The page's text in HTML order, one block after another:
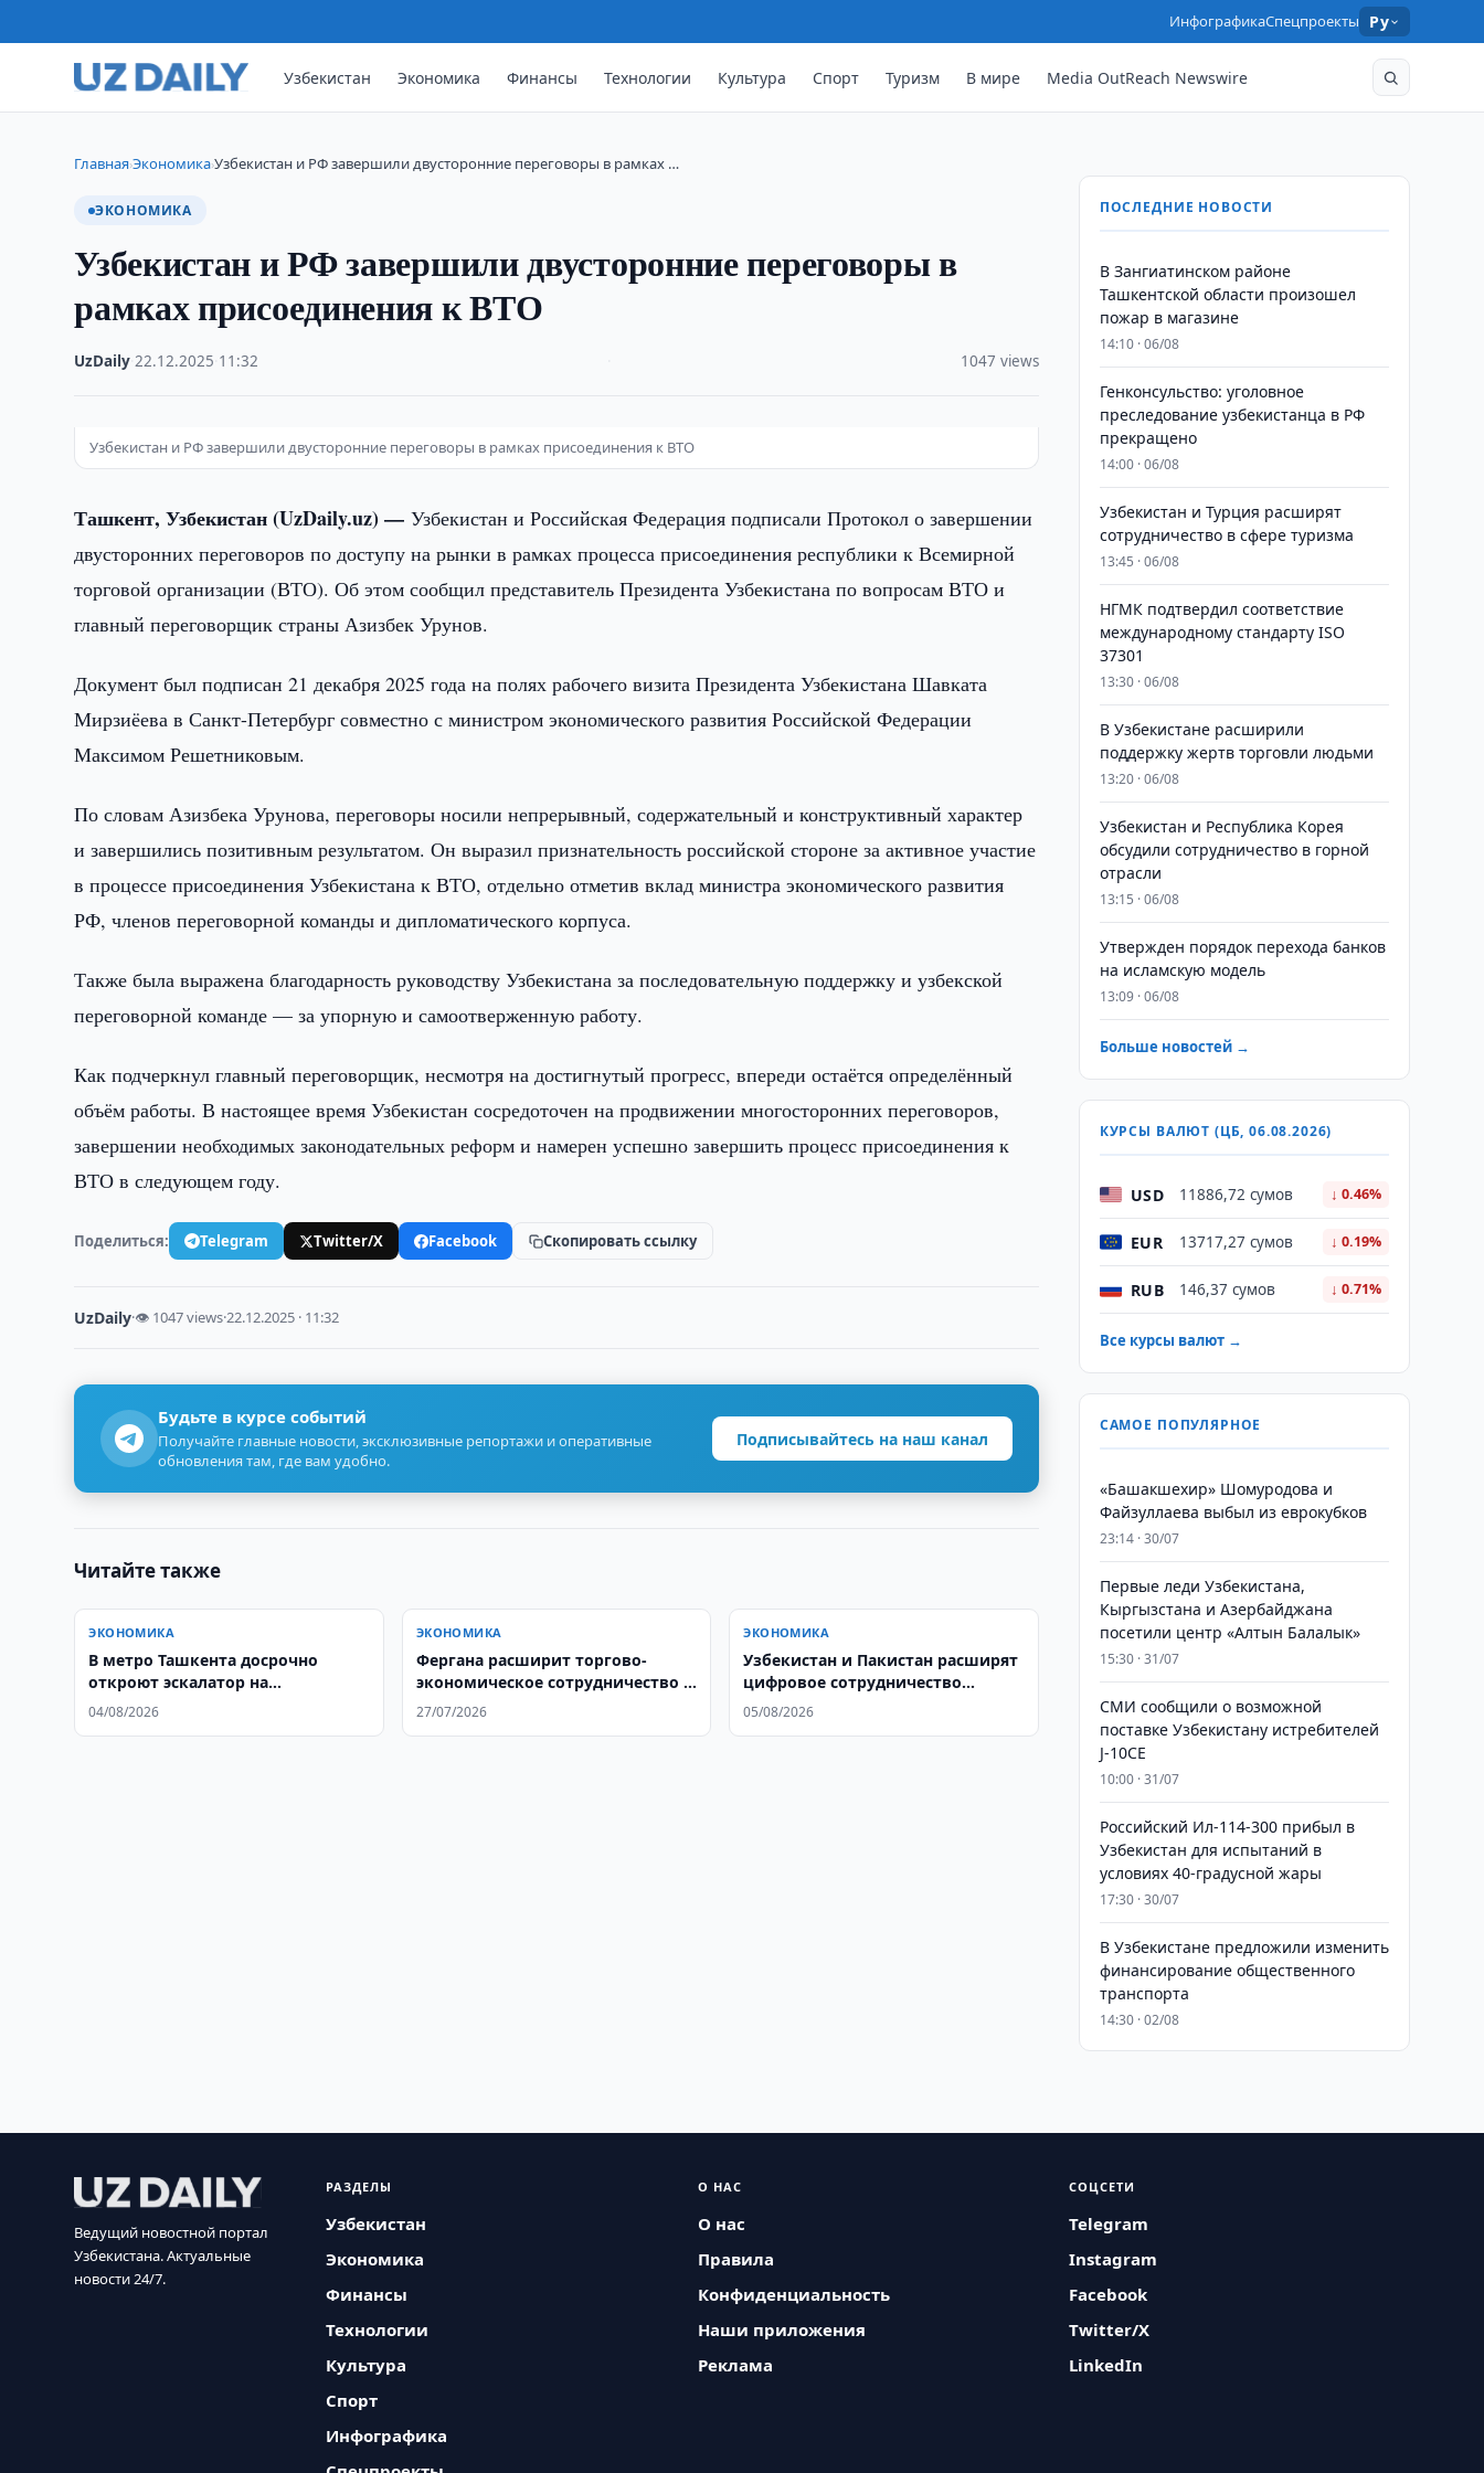
ИнфографикаСпецпроекты Ру
Узбекистан Экономика Финансы Технологии Культура Спорт Туризм В мире Media OutReach Newswire
Главная›Экономика›Узбекистан и РФ завершили двусторонние переговоры в рамках …
ЭКОНОМИКА
Узбекистан и РФ завершили двусторонние переговоры в
рамках присоединения к ВТО
UzDaily ·22.12.2025 11:32 1047 views
Узбекистан и РФ завершили двусторонние переговоры в рамках присоединения к ВТО
Ташкент, Узбекистан (UzDaily.uz) —Узбекистан и Российская Федерация подписали Протокол о завершении
двусторонних переговоров по доступу на рынки в рамках процесса присоединения республики к Всемирной
торговой организации (ВТО). Об этом сообщил представитель Президента Узбекистана по вопросам ВТО и
главный переговорщик страны Азизбек Урунов.
Документ был подписан 21 декабря 2025 года на полях рабочего визита Президента Узбекистана Шавката
Мирзиёева в Санкт-Петербург совместно с министром экономического развития Российской Федерации
Максимом Решетниковым.
По словам Азизбека Урунова, переговоры носили непрерывный, содержательный и конструктивный характер
и завершились позитивным результатом. Он выразил признательность российской стороне за активное участие
в процессе присоединения Узбекистана к ВТО, отдельно отметив вклад министра экономического развития
РФ, членов переговорной команды и дипломатического корпуса.
Также была выражена благодарность руководству Узбекистана за последовательную поддержку и узбекской
переговорной команде — за упорную и самоотверженную работу.
Как подчеркнул главный переговорщик, несмотря на достигнутый прогресс, впереди остаётся определённый
объём работы. В настоящее время Узбекистан сосредоточен на продвижении многосторонних переговоров,
завершении необходимых законодательных реформ и намерен успешно завершить процесс присоединения к
ВТО в следующем году.
Поделиться: Telegram Twitter/X Facebook Скопировать ссылку
UzDaily·👁 1047 views·22.12.2025 · 11:32
Будьте в курсе событий
Получайте главные новости, эксклюзивные репортажи и оперативные
обновления там, где вам удобно.
Подписывайтесь на наш канал
Читайте также
ЭКОНОМИКА
В метро Ташкента досрочно
откроют эскалатор на
«Пахтакоре»
04/08/2026
ЭКОНОМИКА
Фергана расширит торгово-
экономическое сотрудничество с
Афганистаном
27/07/2026
ЭКОНОМИКА
Узбекистан и Пакистан расширят
цифровое сотрудничество
таможен
05/08/2026
ПОСЛЕДНИЕ НОВОСТИ
В Зангиатинском районе
Ташкентской области произошел
пожар в магазине
14:10 · 06/08
Генконсульство: уголовное
преследование узбекистанца в РФ
прекращено
14:00 · 06/08
Узбекистан и Турция расширят
сотрудничество в сфере туризма
13:45 · 06/08
НГМК подтвердил соответствие
международному стандарту ISO
37301
13:30 · 06/08
В Узбекистане расширили
поддержку жертв торговли людьми
13:20 · 06/08
Узбекистан и Республика Корея
обсудили сотрудничество в горной
отрасли
13:15 · 06/08
Утвержден порядок перехода банков
на исламскую модель
13:09 · 06/08
Больше новостей →
КУРСЫ ВАЛЮТ (ЦБ, 06.08.2026)
USD 11886,72 сумов ↓ 0.46%
EUR 13717,27 сумов ↓ 0.19%
RUB 146,37 сумов ↓ 0.71%
Все курсы валют →
САМОЕ ПОПУЛЯРНОЕ
«Башакшехир» Шомуродова и
Файзуллаева выбыл из еврокубков
23:14 · 30/07
Первые леди Узбекистана,
Кыргызстана и Азербайджана
посетили центр «Алтын Балалык»
15:30 · 31/07
СМИ сообщили о возможной
поставке Узбекистану истребителей
J-10CE
10:00 · 31/07
Российский Ил-114-300 прибыл в
Узбекистан для испытаний в
условиях 40-градусной жары
17:30 · 30/07
В Узбекистане предложили изменить
финансирование общественного
транспорта
14:30 · 02/08
Ведущий новостной портал
Узбекистана. Актуальные
новости 24/7.
РАЗДЕЛЫ
Узбекистан
Экономика
Финансы
Технологии
Культура
Спорт
Инфографика
О НАС
О нас
Правила
Конфиденциальность
Наши приложения
Реклама
СОЦСЕТИ
Telegram
Instagram
Facebook
Twitter/X
LinkedIn